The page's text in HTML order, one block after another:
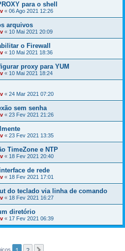
para o shell
« 06 Ago 2021 12:26
arquivos
« 10 Mai 2021 20:09
o Firewall
« 10 Mai 2021 18:36
proxy para YUM
« 10 Mai 2021 18:24
« 24 Mar 2021 07:20
sem senha
« 23 Fev 2021 21:26
« 23 Fev 2021 13:35
TimeZone e NTP
« 18 Fev 2021 20:40
de rede
« 18 Fev 2021 17:01
do teclado via linha de comando
« 18 Fev 2021 16:27
diretório
« 17 Fev 2021 06:39